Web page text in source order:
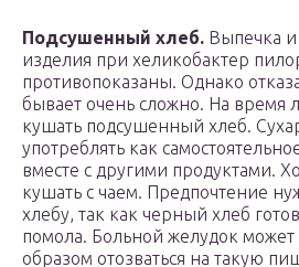
Подсушенный хлеб. Выпечка
изделия при хеликобактер
противопоказаны. Однако
бывает очень сложно. На время
кушать подсушенный хлеб.
употреблять как
вместе с другими продуктами.
кушать с чаем. Предпочтение
хлебу, так как черный хлеб
помола. Больной желудок
образом отозваться на такую